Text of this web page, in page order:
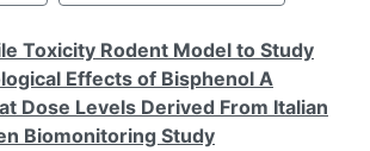
Toxicity Rodent Model to Study
Effects of Bisphenol A
Dose Levels Derived From Italian
Biomonitoring Study